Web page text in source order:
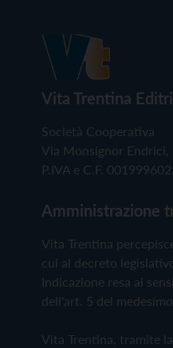
Vita Trentina
Società Cooperativa
Via Monsignor Endrici,
P.IVA e C.F.
Amministrazione
Vita Trentina
cui al decreto
Indicazione resa ai
dell'art. 5 del
Vita Trentina, tramite